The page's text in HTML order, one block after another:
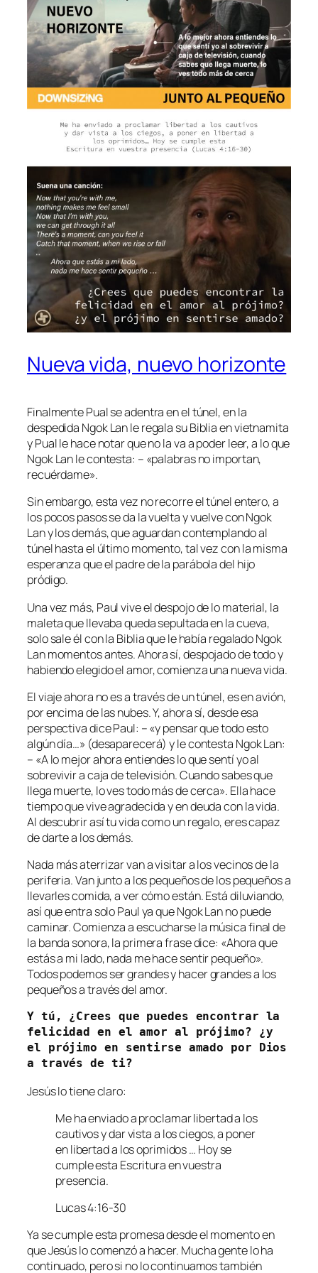
Nueva vida, nuevo horizonte
Finalmente Pual se adentra en el túnel, en la
despedida Ngok Lan le regala su Biblia en vietnamita
y Pual le hace notar que no la va a poder leer, a lo que
Ngok Lan le contesta: – «palabras no importan,
recuérdame».
Sin embargo, esta vez no recorre el túnel entero, a
los pocos pasos se da la vuelta y vuelve con Ngok
Lan y los demás, que aguardan contemplando al
túnel hasta el último momento, tal vez con la misma
esperanza que el padre de la parábola del hijo
pródigo.
Una vez más, Paul vive el despojo de lo material, la
maleta que llevaba queda sepultada en la cueva,
solo sale él con la Biblia que le había regalado Ngok
Lan momentos antes. Ahora sí, despojado de todo y
habiendo elegido el amor, comienza una nueva vida.
El viaje ahora no es a través de un túnel, es en avión,
por encima de las nubes. Y, ahora sí, desde esa
perspectiva dice Paul: – «y pensar que todo esto
algún día…» (desaparecerá) y le contesta Ngok Lan:
– «A lo mejor ahora entiendes lo que sentí yo al
sobrevivir a caja de televisión. Cuando sabes que
llega muerte, lo ves todo más de cerca». Ella hace
tiempo que vive agradecida y en deuda con la vida.
Al descubrir así tu vida como un regalo, eres capaz
de darte a los demás.
Nada más aterrizar van a visitar a los vecinos de la
periferia. Van junto a los pequeños de los pequeños a
llevarles comida, a ver cómo están. Está diluviando,
así que entra solo Paul ya que Ngok Lan no puede
caminar. Comienza a escucharse la música final de
la banda sonora, la primera frase dice: «Ahora que
estás a mi lado, nada me hace sentir pequeño».
Todos podemos ser grandes y hacer grandes a los
pequeños a través del amor.
Y tú, ¿Crees que puedes encontrar la
felicidad en el amor al prójimo? ¿y
el prójimo en sentirse amado por Dios
a través de ti?
Jesús lo tiene claro:
Me ha enviado a proclamar libertad a los
cautivos y dar vista a los ciegos, a poner
en libertad a los oprimidos … Hoy se
cumple esta Escritura en vuestra
presencia.
Lucas 4:16-30
Ya se cumple esta promesa desde el momento en
que Jesús lo comenzó a hacer. Mucha gente lo ha
continuado, pero si no lo continuamos también